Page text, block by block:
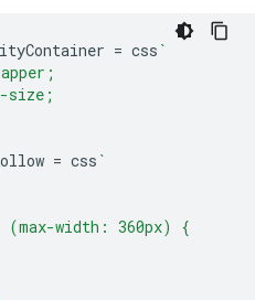
= css `
size;
= css `
(max-width: 360px) {